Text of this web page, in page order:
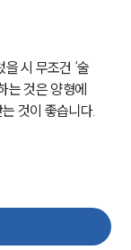
시 무조건 ‘술
는 것은 양형에
것이 좋습니다.